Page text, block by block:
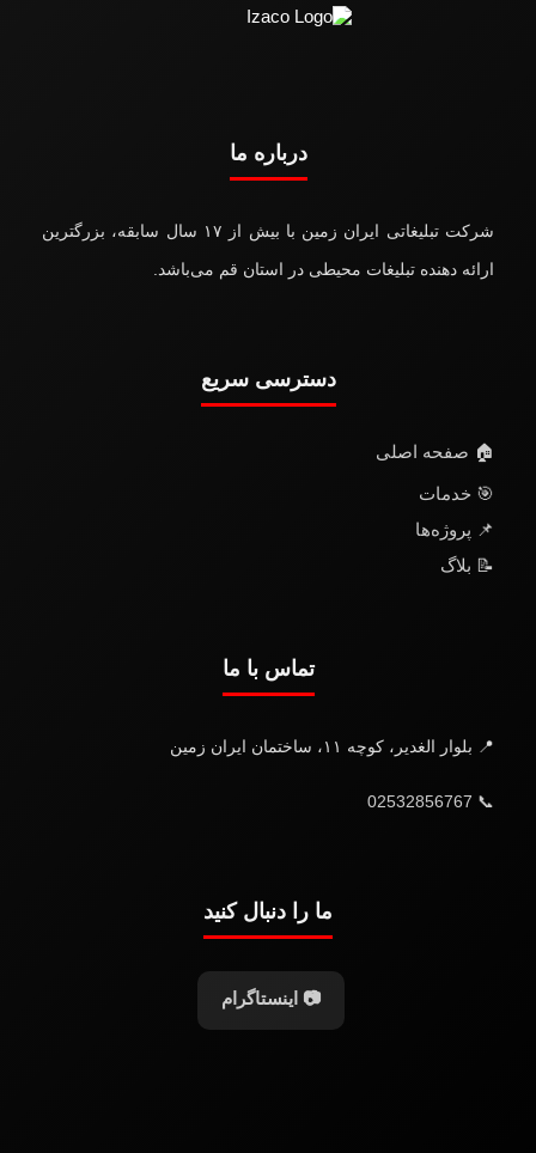
درباره ما
شرکت تبلیغاتی ایران زمین با بیش از ۱۷ سال سابقه، بزرگترین
ارائه دهنده تبلیغات محیطی در استان قم می‌باشد.
دسترسی سریع
🏠 صفحه اصلی
🎯 خدمات
📌 پروژه‌ها
📝 بلاگ
تماس با ما
📍 بلوار الغدیر، کوچه ۱۱، ساختمان ایران زمین
📞 02532856767
ما را دنبال کنید
📷 اینستاگرام